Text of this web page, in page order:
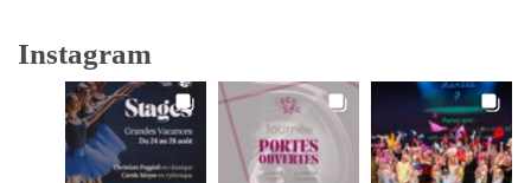
Instagram